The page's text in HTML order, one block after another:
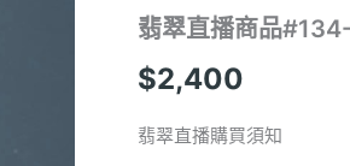
翡翠直播商品
$2,400
翡翠直播購買須知
播
商
#134-
在